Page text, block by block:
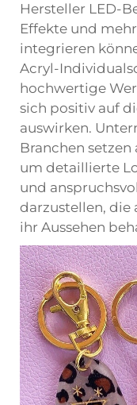
Hersteller LED-
Effekte und
integrieren
Acryl-
hochwertige
sich positiv auf
auswirken.
Branchen
um detaillierte
und
darzustellen, die
ihr Aussehen